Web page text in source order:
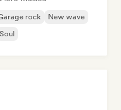
rock
New wave
Soul